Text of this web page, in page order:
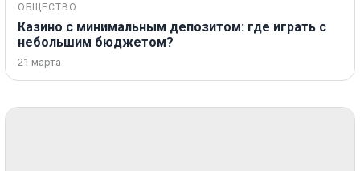
ОБЩЕСТВО
Казино с минимальным депозитом: где играть с
небольшим бюджетом?
21 марта